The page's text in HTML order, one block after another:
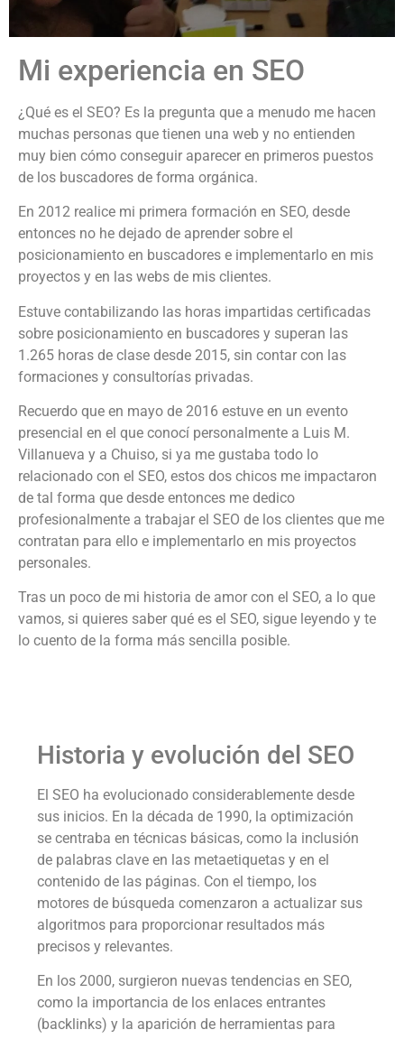
Mi experiencia en SEO
¿Qué es el SEO? Es la pregunta que a menudo me hacen
muchas personas que tienen una web y no entienden
muy bien cómo conseguir aparecer en primeros puestos
de los buscadores de forma orgánica.
En 2012 realice mi primera formación en SEO, desde
entonces no he dejado de aprender sobre el
posicionamiento en buscadores e implementarlo en mis
proyectos y en las webs de mis clientes.
Estuve contabilizando las horas impartidas certificadas
sobre posicionamiento en buscadores y superan las
1.265 horas de clase desde 2015, sin contar con las
formaciones y consultorías privadas.
Recuerdo que en mayo de 2016 estuve en un evento
presencial en el que conocí personalmente a Luis M.
Villanueva y a Chuiso, si ya me gustaba todo lo
relacionado con el SEO, estos dos chicos me impactaron
de tal forma que desde entonces me dedico
profesionalmente a trabajar el SEO de los clientes que me
contratan para ello e implementarlo en mis proyectos
personales.
Tras un poco de mi historia de amor con el SEO, a lo que
vamos, si quieres saber qué es el SEO, sigue leyendo y te
lo cuento de la forma más sencilla posible.
Historia y evolución del SEO
El SEO ha evolucionado considerablemente desde
sus inicios. En la década de 1990, la optimización
se centraba en técnicas básicas, como la inclusión
de palabras clave en las metaetiquetas y en el
contenido de las páginas. Con el tiempo, los
motores de búsqueda comenzaron a actualizar sus
algoritmos para proporcionar resultados más
precisos y relevantes.
En los 2000, surgieron nuevas tendencias en SEO,
como la importancia de los enlaces entrantes
(backlinks) y la aparición de herramientas para